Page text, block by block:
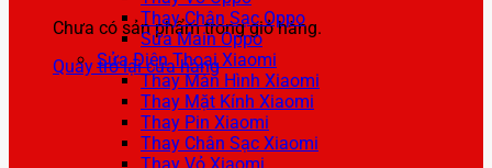
Chưa có sản phẩm trong giỏ hàng.
Quay trở lại cửa hàng
Thay Chân Sạc Oppo
Sửa Main Oppo
Sửa Điện Thoại Xiaomi
Thay Màn Hình Xiaomi
Thay Mặt Kính Xiaomi
Thay Pin Xiaomi
Thay Chân Sạc Xiaomi